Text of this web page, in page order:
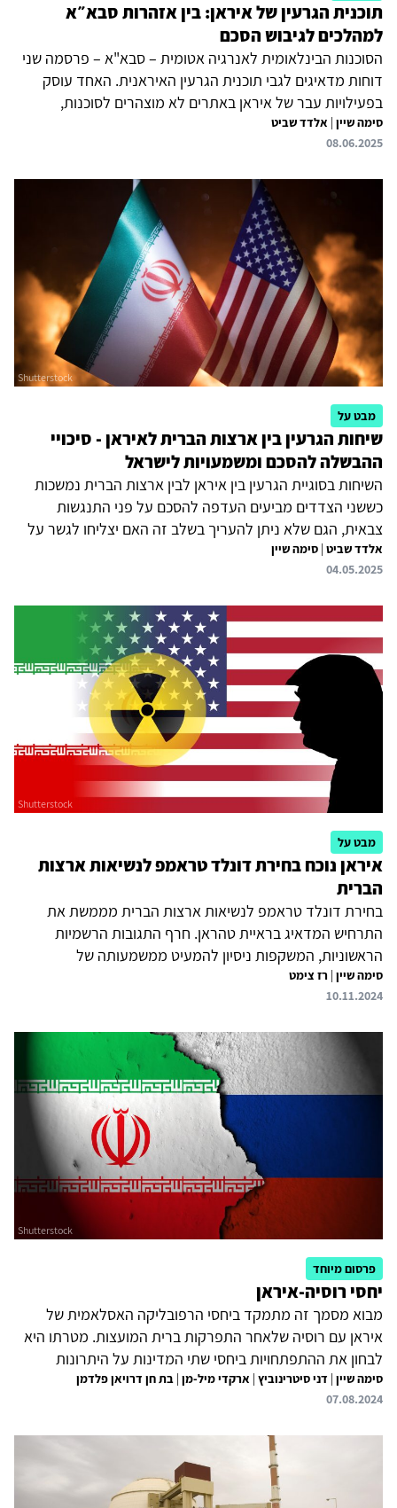
תוכנית הגרעין של איראן: בין אזהרות סבא״א
למהלכים לגיבוש הסכם
הסוכנות הבינלאומית לאנרגיה אטומית – סבא"א – פרסמה שני
דוחות מדאיגים לגבי תוכנית הגרעין האיראנית. האחד עוסק
בפעילויות עבר של איראן באתרים לא מוצהרים לסוכנות,
שלגביהן איראן לא נתנה הסברים מספקים. השני עוסק בסטטוס
הנוכחי של התוכנית ומצביע על האצה בצבירת אורניום מועשר
פצצות גרעין בתוך ימים ספורים. שני הדוחות אמורים להידון
בפורום הנגידים הקרוב, שיתכנס ב-9 ביוני. מסתמן כי ארצות
הברית והאירופאיות יגישו הצעת החלטה הקובעת כי איראן
מפרה את התחייבויותיה ל-NPT. החלטה זו תוכל להוות...
סימה שיין | אלדד שביט
08.06.2025
מבט על
שיחות הגרעין בין ארצות הברית לאיראן - סיכויי
ההבשלה להסכם ומשמעויות לישראל
השיחות בסוגיית הגרעין בין איראן לבין ארצות הברית נמשכות
כששני הצדדים מביעים העדפה להסכם על פני התנגשות
צבאית, הגם שלא ניתן להעריך בשלב זה האם יצליחו לגשר על
הפערים הקיימים ואלה שיעלו בהמשך. לפי שעה, שניהם מביעים
אופטימיות ונראה כי הם מעריכים שיש ערך להעמקה בדיונים.
מטרתן של השיחות היא למנוע מאיראן להגיע לנשק גרעיני, אך
בממשל מתנהל ויכוח לגבי הדרך להשגת מטרה זו בין הדורשים
את פירוק תוכנית הגרעין לבין המקבלים את עמדת איראן,
שלפיה זכותה להעשיר אורניום, והם מוכנים לנהל את המשא
אלדד שביט | סימה שיין
04.05.2025
מבט על
איראן נוכח בחירת דונלד טראמפ לנשיאות ארצות
הברית
בחירת דונלד טראמפ לנשיאות ארצות הברית מממשת את
התרחיש המדאיג בראיית טהראן. חרף התגובות הרשמיות
הראשוניות, המשקפות ניסיון להמעיט ממשמעותה של
התפתחות זו, ניכר כי איראן מוטרדת מתוצאות הבחירות, במיוחד
על רקע הדיווחים כי ניסתה להתנקש בחייו של טראמפ ומדיניותו
טראמפ מוצאת את איראן בצומת דרכים משמעותי. בטווח
המיידי, היא נדרשת להחליט על עיתוי ואופן התגובה לתקיפה
הישראלית נגדה ב-26 באוקטובר, ובטווח הארוך יותר – להכריע
בין פייסנות והסדרה להחרפת העימות עם ארצות הברית.
סימה שיין | רז צימט
10.11.2024
פרסום מיוחד
יחסי רוסיה-איראן
מבוא מסמך זה מתמקד ביחסי הרפובליקה האסלאמית של
איראן עם רוסיה שלאחר התפרקות ברית המועצות. מטרתו היא
לבחון את ההתפתחויות ביחסי שתי המדינות על היתרונות
והקשיים שבהם, ועל בסיס זה להבין את המשמעויות של עליית
המדרגה שחלה ביחסיהן מאז המלחמה של רוסיה נגד
מוסקבה, שהיא תוצאה ישירה של זהות השלטון הנוכחי באיראן
התומך בהעמקת הקשר עם מוסקבה, וההחלטה המשותפת
להתמודד עם הסנקציות שהטיל המערב על שתיהן שדרגו את
סימה שיין | דני סיטרינוביץ | ארקדי מיל-מן | בת חן דרויאן פלדמן
07.08.2024